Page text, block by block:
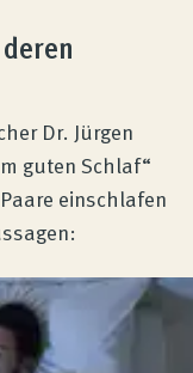
Dr. Jürgen
guten Schlaf“
einschlafen